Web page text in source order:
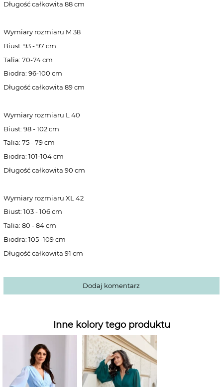
Długość całkowita 88 cm
Wymiary rozmiaru M 38
Biust: 93 - 97 cm
Talia: 70-74 cm
Biodra: 96-100 cm
Długość całkowita 89 cm
Wymiary rozmiaru L 40
Biust: 98 - 102 cm
Talia: 75 - 79 cm
Biodra: 101-104 cm
Długość całkowita 90 cm
Wymiary rozmiaru XL 42
Biust: 103 - 106 cm
Talia: 80 - 84 cm
Biodra: 105 -109 cm
Długość całkowita 91 cm
Dodaj komentarz
Inne kolory tego produktu